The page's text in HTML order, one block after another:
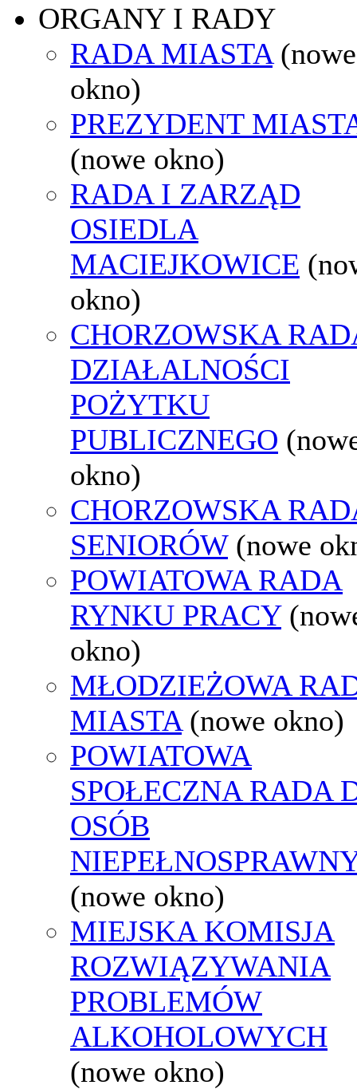
ORGANY I RADY
RADA MIASTA (nowe
okno)
PREZYDENT
(nowe okno)
RADA I ZARZĄD
OSIEDLA
MACIEJKOWICE
okno)
CHORZOWSKA
DZIAŁALNOŚCI
POŻYTKU
PUBLICZNEGO
okno)
CHORZOWSKA
SENIORÓW (nowe
POWIATOWA RADA
RYNKU PRACY
okno)
MŁODZIEŻOWA
MIASTA (nowe okno)
POWIATOWA
SPOŁECZNA RADA
OSÓB
(nowe okno)
MIEJSKA KOMISJA
ROZWIĄZYWANIA
PROBLEMÓW
ALKOHOLOWYCH
(nowe okno)